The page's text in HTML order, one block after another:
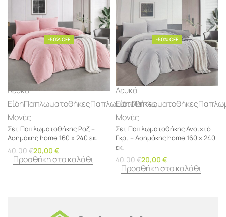
-50% OFF
Λευκά
ΕίδηΠαπλωματοθήκεςΠαπλωματοθήκες
Μονές
Σετ Παπλωματοθήκης Ροζ –
Ασημάκης home 160 x 240 εκ.
40,00€20,00 €
Προσθήκη στο καλάθι
-50% OFF
Λευκά
ΕίδηΠαπλωματοθήκες
Μονές
Σετ Παπλωματοθήκης Ανοιχτό
Γκρι – Ασημάκης home 160 x 240
εκ.
40,00€20,00 €
Προσθήκη στο καλάθι